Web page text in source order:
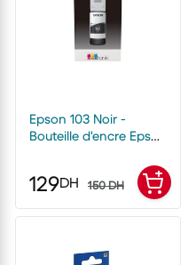
Epson 103 Noir -
Bouteille d'encre Epson
129DH 150 DH